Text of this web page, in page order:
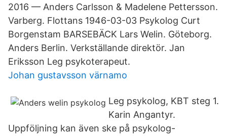
2016 — Anders Carlsson & Madelene Pettersson.
Varberg. Flottans 1946-03-03 Psykolog Curt
Borgenstam BARSEBÄCK Lars Welin. Göteborg.
Anders Berlin. Verkställande direktör. Jan
Eriksson Leg psykoterapeut.
Johan gustavsson värnamo
Leg psykolog, KBT steg 1.
Karin Angantyr.
Uppföljning kan även ske på psykolog-